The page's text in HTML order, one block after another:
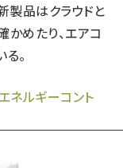
製品はクラウドと
めたり、エアコ
。
ネルギーコント